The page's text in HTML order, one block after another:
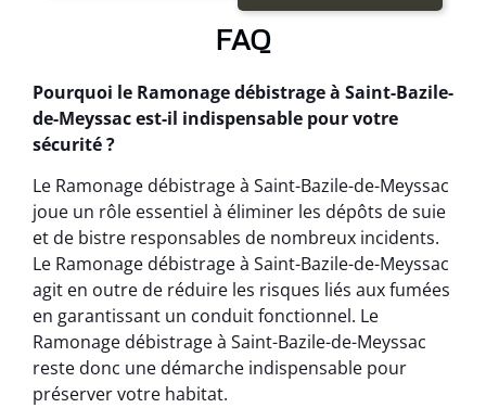
FAQ
Pourquoi le Ramonage débistrage à Saint-Bazile-
de-Meyssac est-il indispensable pour votre
sécurité ?
Le Ramonage débistrage à Saint-Bazile-de-Meyssac
joue un rôle essentiel à éliminer les dépôts de suie
et de bistre responsables de nombreux incidents.
Le Ramonage débistrage à Saint-Bazile-de-Meyssac
agit en outre de réduire les risques liés aux fumées
en garantissant un conduit fonctionnel. Le
Ramonage débistrage à Saint-Bazile-de-Meyssac
reste donc une démarche indispensable pour
préserver votre habitat.